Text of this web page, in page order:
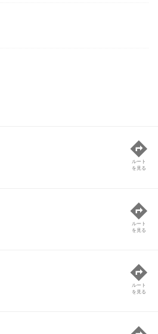
ルート
を見る
ルート
を見る
ルート
を見る